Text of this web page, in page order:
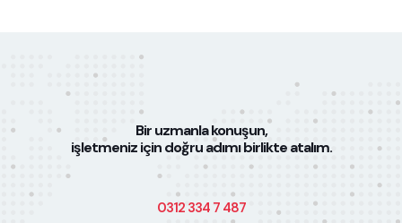
Bir uzmanla konuşun,
işletmeniz için doğru adımı birlikte atalım.
0312 334 7 487